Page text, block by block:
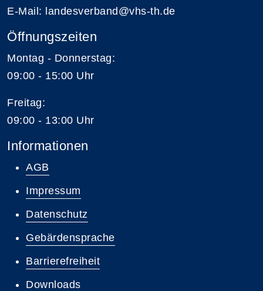
E-Mail: landesverband@vhs-th.de
Öffnungszeiten
Montag - Donnerstag:
09:00 - 15:00 Uhr
Freitag:
09:00 - 13:00 Uhr
Informationen
AGB
Impressum
Datenschutz
Gebärdensprache
Barrierefreiheit
Downloads